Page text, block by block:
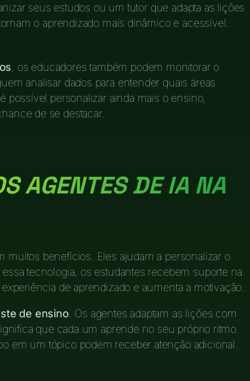
seus estudos ou um tutor que adapta as lições
o aprendizado mais dinâmico e acessível.
, os educadores também podem monitorar o
analisar dados para entender quais áreas
possível personalizar ainda mais o ensino,
de se destacar.
AGENTES DE IA NA
muitos benefícios. Eles ajudam a personalizar o
tecnologia, os estudantes recebem suporte na
de aprendizado e aumenta a motivação.
de ensino . Os agentes adaptam as lições com
que cada um aprende no seu próprio ritmo.
em um tópico podem receber atenção adicional.